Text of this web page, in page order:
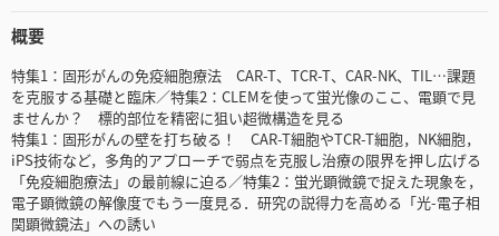
概要
特集1：固形がんの免疫細胞療法 CAR-T、TCR-T、CAR-NK、TIL…課題
を克服する基礎と臨床／特集2：CLEMを使って蛍光像のここ、電顕で見
ませんか？ 標的部位を精密に狙い超微構造を見る
特集1：固形がんの壁を打ち破る！ CAR-T細胞やTCR-T細胞，NK細胞，
iPS技術など，多角的アプローチで弱点を克服し治療の限界を押し広げる
「免疫細胞療法」の最前線に迫る／特集2：蛍光顕微鏡で捉えた現象を，
電子顕微鏡の解像度でもう一度見る．研究の説得力を高める「光-電子相
関顕微鏡法」への誘い